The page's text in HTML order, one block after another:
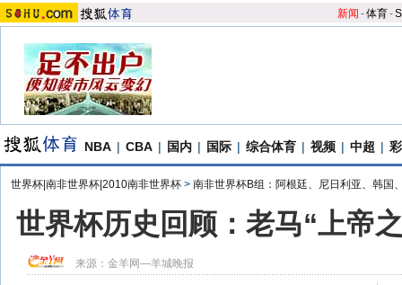
新闻 -体育-S
NBA | CBA | 国内 | 国际 | 综合体育 | 视频 | 中超 |
世界杯|南非世界杯|2010南非世界杯 > 南非世界杯B组：阿根廷、尼日利亚、韩国
世界杯历史回顾：老马“上帝
来源： 金羊网—羊城晚报